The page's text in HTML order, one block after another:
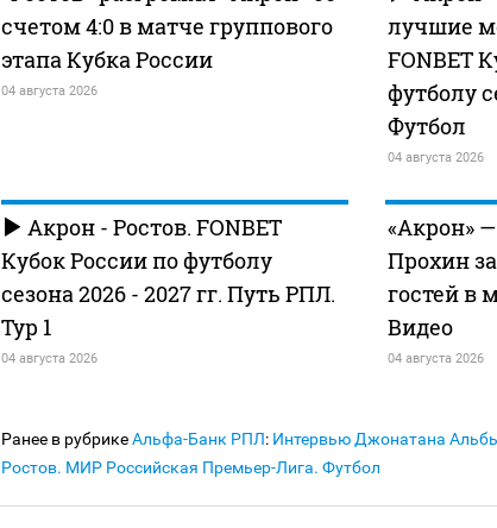
счетом 4:0 в матче группового
этапа Кубка России
04 августа 2026
лучшие
FONBET
футболу
Футбол
04 августа 2026
Акрон - Ростов. FONBET
Кубок России по футболу
сезона 2026 - 2027 гг. Путь РПЛ.
Тур 1
04 августа 2026
«Акрон» —
Прохин
гостей в
Видео
04 августа 2026
Ранее в рубрикеАльфа-Банк РПЛ: Интервью Джонатана
Ростов. МИР Российская Премьер-Лига. Футбол